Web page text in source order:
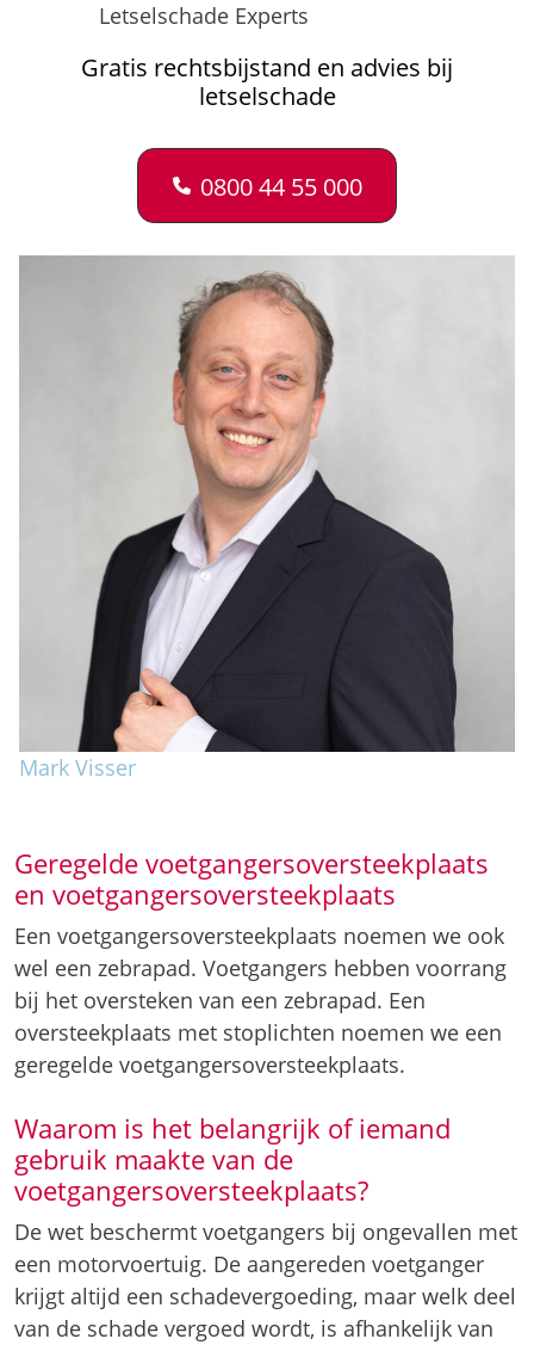
Letselschade Experts
Gratis rechtsbijstand en advies bij
letselschade
0800 44 55 000
Mark Visser
Geregelde voetgangersoversteekplaats
en voetgangersoversteekplaats
Een voetgangersoversteekplaats noemen we ook
wel een zebrapad. Voetgangers hebben voorrang
bij het oversteken van een zebrapad. Een
oversteekplaats met stoplichten noemen we een
geregelde voetgangersoversteekplaats.
Waarom is het belangrijk of iemand
gebruik maakte van de
voetgangersoversteekplaats?
De wet beschermt voetgangers bij ongevallen met
een motorvoertuig. De aangereden voetganger
krijgt altijd een schadevergoeding, maar welk deel
van de schade vergoed wordt, is afhankelijk van